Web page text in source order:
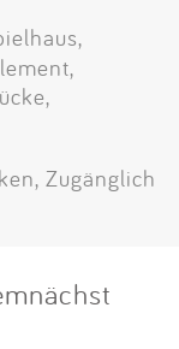
Zugänglich